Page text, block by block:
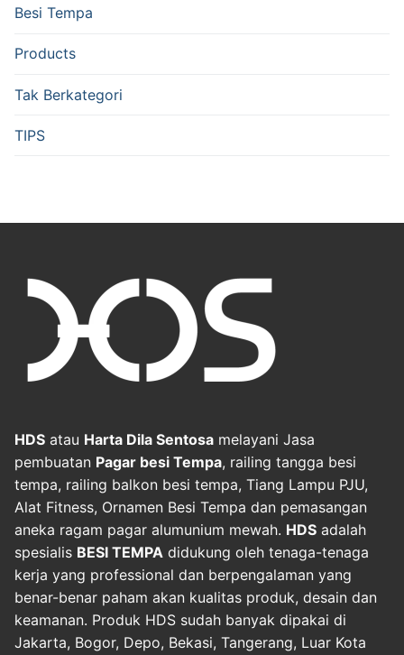
Besi Tempa
Products
Tak Berkategori
TIPS
HDS atau Harta Dila Sentosa melayani Jasa
pembuatan Pagar besi Tempa, railing tangga besi
tempa, railing balkon besi tempa, Tiang Lampu PJU,
Alat Fitness, Ornamen Besi Tempa dan pemasangan
aneka ragam pagar alumunium mewah. HDS adalah
spesialis BESI TEMPA didukung oleh tenaga-tenaga
kerja yang professional dan berpengalaman yang
benar-benar paham akan kualitas produk, desain dan
keamanan. Produk HDS sudah banyak dipakai di
Jakarta, Bogor, Depo, Bekasi, Tangerang, Luar Kota